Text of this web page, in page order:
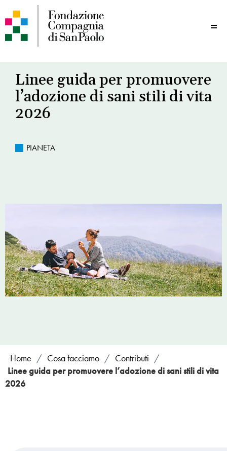
Linee guida per promuovere
l’adozione di sani stili di vita
2026
PIANETA
Home / Cosa facciamo / Contributi /
Linee guida per promuovere l’adozione di sani stili di vita
2026